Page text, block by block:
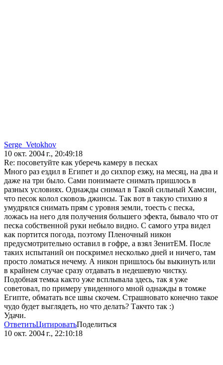
Serge_Vetokhov
10 окт. 2004 г., 20:49:18
Re: посоветуйте как уберечь камеру в песках
Много раз ездил в Египет и до сихпор езжу, на месяц, на два и
даже на три было. Сами понимаете снимать пришлось в
разных условиях. Однажды снимал в Такой сильный Хамсин,
что песок колол сковозь джинсы. Так вот в такую стихию я
умудрялся снимать прям с уровня земли, тоесть с песка,
ложась на него для получения большего эфекта, бывало что от
песка собственной руки небыло видно. С самого утра видел
как портится погода, поэтому Пленочный никон
предусмотрительно оставил в гофре, а взял ЗенитEM. После
таких испытаний он поскримел несколько дней и ничего, там
просто ломаться нечему. А никон пришлось бы выкинуть или
в крайнем случае сразу отдавать в недешевую чистку.
Подобная темка както уже всплывала здесь, так я уже
советовал, по примеру увиденного мной однажды в томже
Египте, обматать все швы скочем. Страшновато конечно такое
чудо будет выглядеть, но что делать? Такчто так :)
Удачи.
ОтветитьЦитироватьПоделиться
10 окт. 2004 г., 22:10:18